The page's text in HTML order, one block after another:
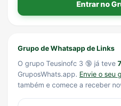
Entrar no
Grupo de Whatsapp de Links
O grupo Teusinofc 3 🔞 já teve
GruposWhats.app. Envie o seu
também e comece a receber